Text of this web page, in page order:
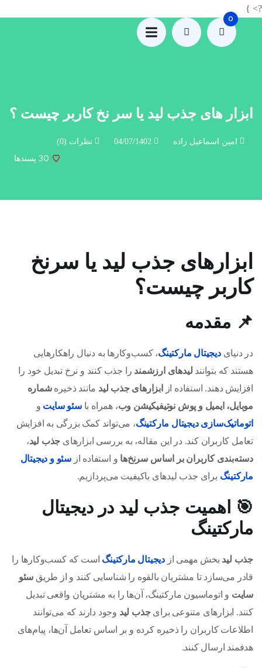
?> }
0
ابزار های جذب لید یا سر نخ کاربر چیست ؟
امین اسماعیل زاده 04/07/1402 نظرات (0)
30 پسندها
ابزارهای جذب لید یا سرنخ
کاربر چیست؟
📌 مقدمه
در دنیایدیجیتال مارکتینگ، کسب‌وکارها به دنبال راهکارهایی
هستند که بتوانند لیدهای ارزشمند را جذب کنند و نرخ تبدیل خود را
افزایش دهند. استفاده از
ابزارهای جذب لید مانند ذخیرهشماره
موبایل، ایمیل و پوش نوتیفیکیشن وب، همراه باسئو سایت و
اتوماتیک‌سازی دیجیتال مارکتینگ، می‌تواند کمک بزرگی به افزایش
تعامل کاربران کند. در این مقاله، به بررسی ابزارهای جذب لید،
دسته‌بندی کاربران بر اساس سرنخ‌ها و استفاده ازسئو و دیجیتال
مارکتینگ برای جذب لیدهای باکیفیت می‌پردازیم.
🎯 اهمیت جذب لید در دیجیتال
مارکتینگ
جذب لید بخش مهمی ازدیجیتال مارکتینگ است که کسب‌وکارها را
قادر می‌سازد تا مشتریان بالقوه را شناسایی کنند و از طریق سئو
سایت و اتوماسیون مارکتینگ، آن‌ها را به مشتریان واقعی تبدیل
کنند. ابزارهای متنوعی برایجذب لید وجود دارند که می‌توانند
اطلاعات کاربران را ذخیره کرده و بر اساس تعامل آن‌ها، پیام‌های
هدفمند ارسال کنند.